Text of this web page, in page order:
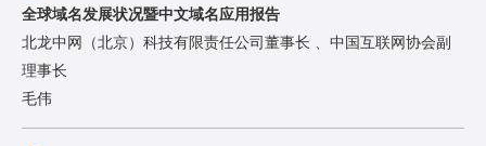
全球域名发展状况暨中文域名应用报告
北龙中网（北京）科技有限责任公司董事长 、中国互联网协会副
理事长
毛伟